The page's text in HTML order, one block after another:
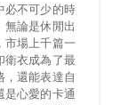
必不可少的時
無論是休閒出
市場上千篇一
衛衣成為了最
，還能表達自
是心愛的卡通